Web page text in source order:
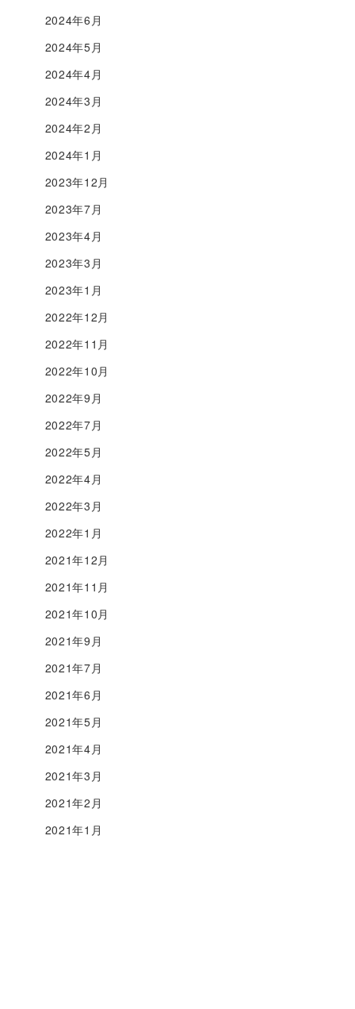
2024年6月
2024年5月
2024年4月
2024年3月
2024年2月
2024年1月
2023年12月
2023年7月
2023年4月
2023年3月
2023年1月
2022年12月
2022年11月
2022年10月
2022年9月
2022年7月
2022年5月
2022年4月
2022年3月
2022年1月
2021年12月
2021年11月
2021年10月
2021年9月
2021年7月
2021年6月
2021年5月
2021年4月
2021年3月
2021年2月
2021年1月